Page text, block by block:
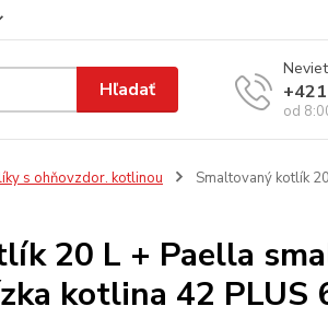
Hľadať
od
s ohňovzdor. kotlinou
Smaltovaný kotlík
20 L + Paella
kotlina 42 PLUS